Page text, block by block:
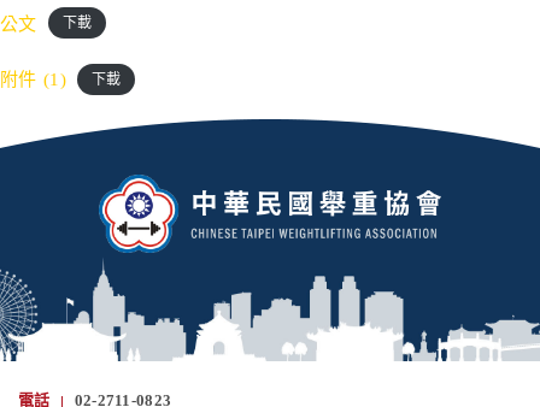
公文 下載
附件 (1) 下載
電話 02-2711-0823